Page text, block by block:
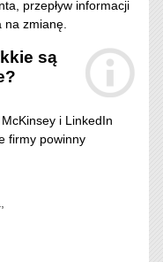
przepływ informacji
na zmianę.
są
i LinkedIn
firmy powinny